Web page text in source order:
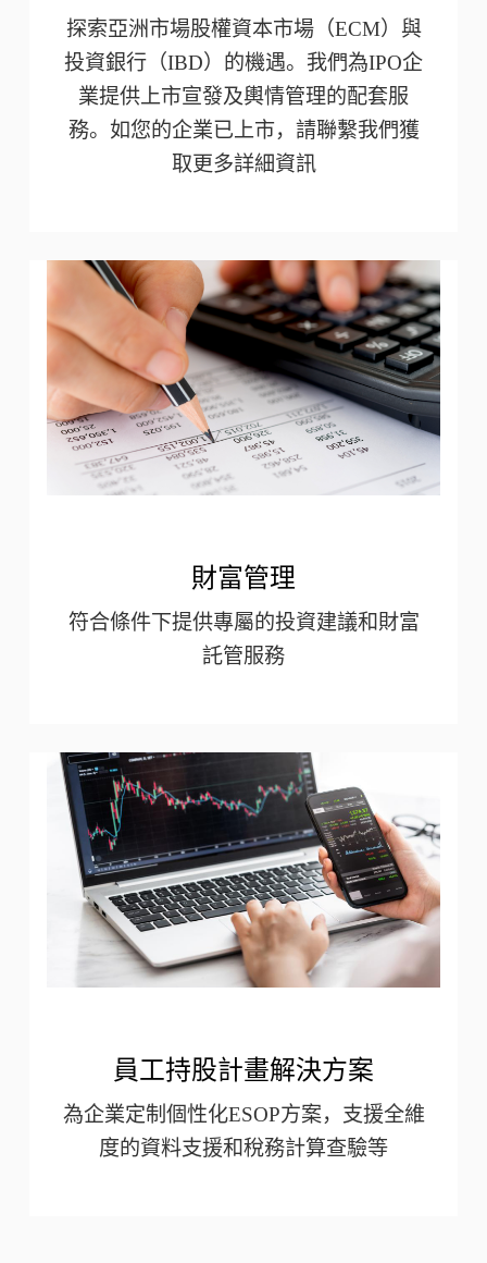
探索亞洲市場股權資本市場（ECM）與
投資銀行（IBD）的機遇。我們為IPO企
業提供上市宣發及輿情管理的配套服
務。如您的企業已上市，請聯繫我們獲
取更多詳細資訊
財富管理
符合條件下提供專屬的投資建議和財富
託管服務
員工持股計畫解決方案
為企業定制個性化ESOP方案，支援全維
度的資料支援和稅務計算查驗等